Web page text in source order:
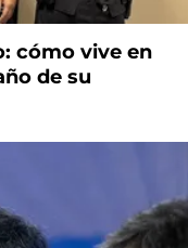
cómo vive en
de su